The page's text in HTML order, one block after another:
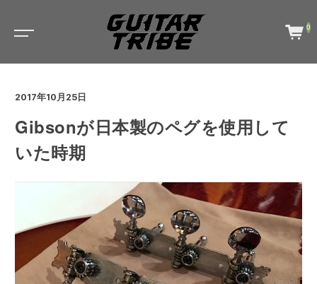
0
2017年10月25日
Gibsonが日本製のペグを使用して
いた時期